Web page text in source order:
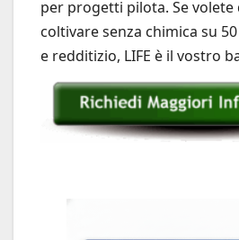
per progetti pilota. Se
coltivare senza chimica su
e redditizio, LIFE è il vostro